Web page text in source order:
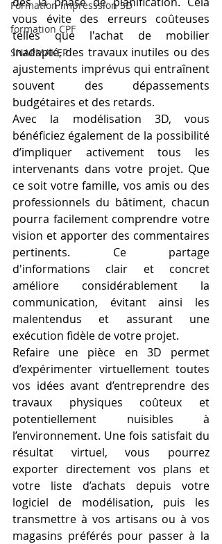
Formation impresssion 3D
formation CPF
SNAPMAKER
vous évite des erreurs coûteuses
telles que l'achat de mobilier
inadapté, des travaux inutiles ou des
ajustements imprévus qui entraînent
souvent des dépassements
budgétaires et des retards.
Avec la modélisation 3D, vous
bénéficiez également de la possibilité
d’impliquer activement tous les
intervenants dans votre projet. Que
ce soit votre famille, vos amis ou des
professionnels du bâtiment, chacun
pourra facilement comprendre votre
vision et apporter des commentaires
pertinents. Ce partage
d'informations clair et concret
améliore considérablement la
communication, évitant ainsi les
malentendus et assurant une
exécution fidèle de votre projet.
Refaire une pièce en 3D permet
d’expérimenter virtuellement toutes
vos idées avant d’entreprendre des
travaux physiques coûteux et
potentiellement nuisibles à
l’environnement. Une fois satisfait du
résultat virtuel, vous pourrez
exporter directement vos plans et
votre liste d’achats depuis votre
logiciel de modélisation, puis les
transmettre à vos artisans ou à vos
magasins préférés pour passer à la